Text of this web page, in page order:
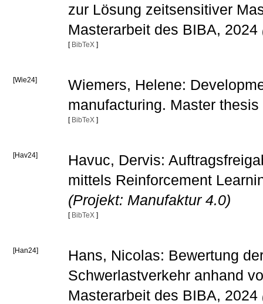
zur Lösung zeitsensitiver
Masterarbeit des BIBA, 2024
[ BibTeX ]
[Wie24]
Wiemers, Helene:
manufacturing. Master
[ BibTeX ]
[Hav24]
Havuc, Dervis:
mittels Reinforcement
(Projekt: Manufaktur 4.0)
[ BibTeX ]
[Han24]
Hans, Nicolas: Bewertung
Schwerlastverkehr anhand
Masterarbeit des BIBA, 2024